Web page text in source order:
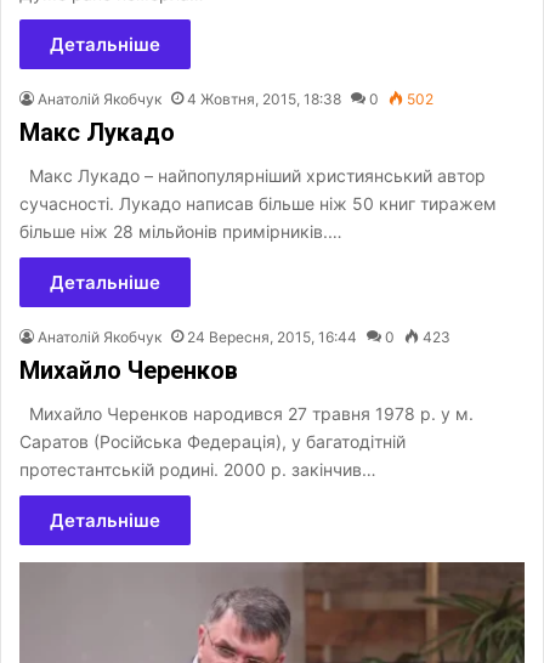
Детальніше
Анатолій Якобчук 4 Жовтня, 2015, 18:38 0 502
Макс Лукадо
Макс Лукадо – найпопулярніший християнський автор
сучасності. Лукадо написав більше ніж 50 книг тиражем
більше ніж 28 мільйонів примірників.…
Детальніше
Анатолій Якобчук 24 Вересня, 2015, 16:44 0 423
Михайло Черенков
Михайло Черенков народився 27 травня 1978 р. у м.
Саратов (Російська Федерація), у багатодітній
протестантській родині. 2000 р. закінчив…
Детальніше